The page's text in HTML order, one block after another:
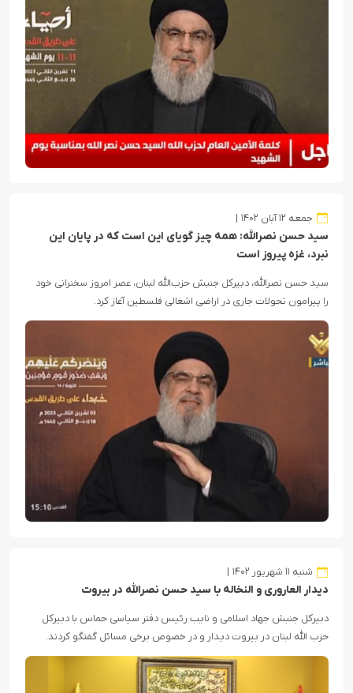
جمعه ۱۲ آبان ۱۴۰۲
سید حسن نصرالله: همه چیز گویای این است که در پایان این
نبرد، غزه پیروز است
سید حسن نصرالله، دبیرکل جنبش حزب‌الله لبنان، عصر امروز سخنرانی خود
را پیرامون تحولات جاری در اراضی اشغالی فلسطین آغاز کرد.
شنبه ۱۱ شهریور ۱۴۰۲
دیدار العاروری و النخاله با سید حسن نصرالله در بیروت
دبیرکل جنبش جهاد اسلامی و نایب رئیس دفتر سیاسی حماس با دبیرکل
حزب الله لبنان در بیروت دیدار و در خصوص برخی مسائل گفتگو کردند.